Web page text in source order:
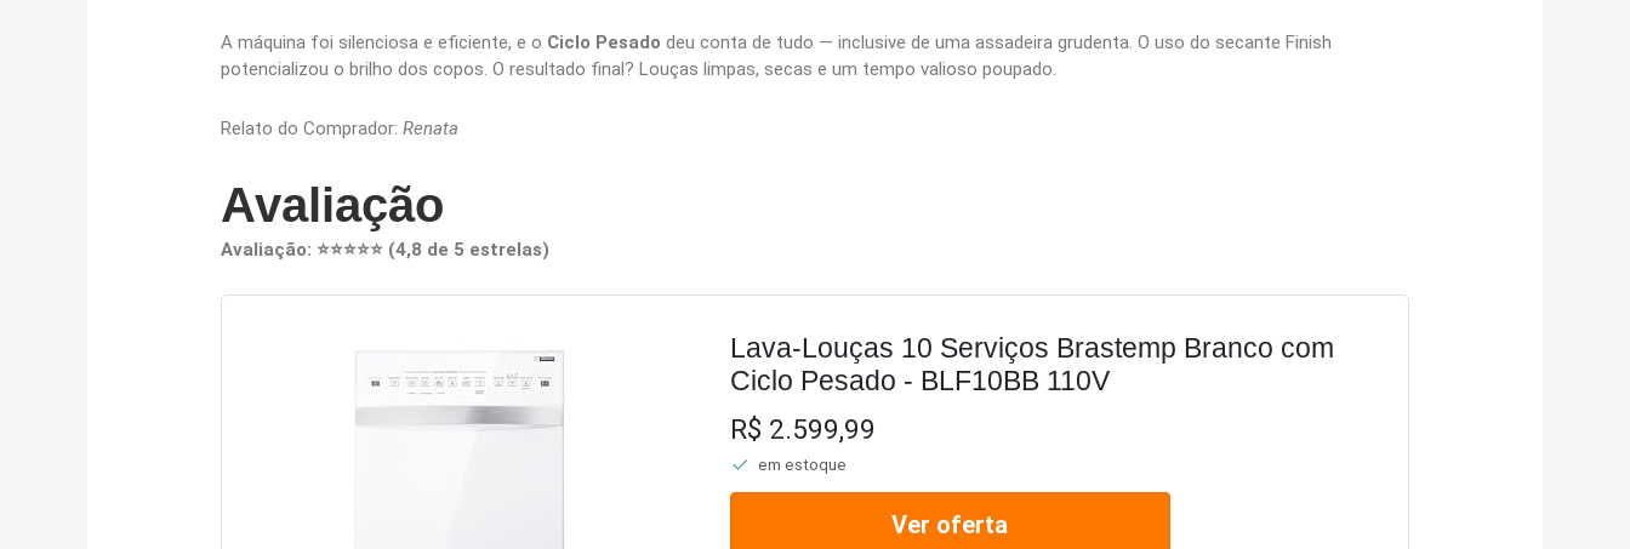
A máquina foi silenciosa e eficiente, e o Ciclo Pesado deu conta de tudo — inclusive de uma assadeira grudenta. O uso do secante Finish
potencializou o brilho dos copos. O resultado final? Louças limpas, secas e um tempo valioso poupado.
Relato do Comprador:Renata
Avaliação
Avaliação: ⭐⭐⭐⭐⭐ (4,8 de 5 estrelas)
Lava-Louças 10 Serviços Brastemp Branco com
Ciclo Pesado - BLF10BB 110V
R$ 2.599,99
em estoque
Ver oferta